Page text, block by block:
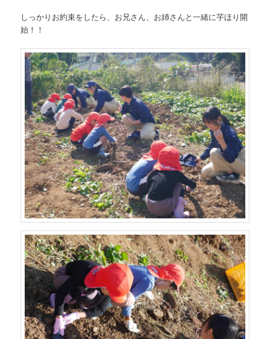
しっかりお約束をしたら、お兄さん、お姉さんと一緒に芋ほり開
始！！